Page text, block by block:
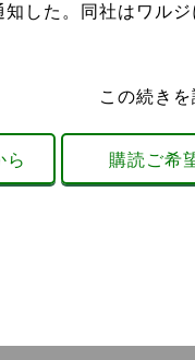
した。同社はワル
この続き
ら 購読ご希